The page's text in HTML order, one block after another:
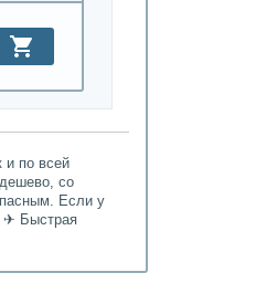
и по всей
со
Если у
✈ Быстрая